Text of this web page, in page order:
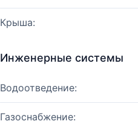
Крыша:
Инженерные системы
Водоотведение:
Газоснабжение: